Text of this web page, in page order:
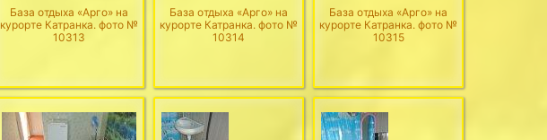
База отдыха «Арго» на
курорте Катранка. фото №
10313
База отдыха «Арго» на
курорте Катранка. фото №
10314
База отдыха «Арго» на
курорте Катранка. фото №
10315